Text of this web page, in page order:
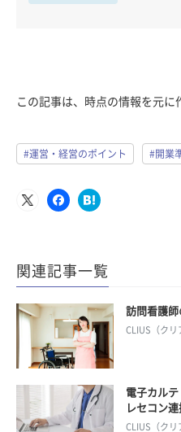
この記事は、時点の情報を元に
#運営・経営のポイント #開業
関連記事一覧
訪問看護師
CLIUS（クリ
電子カルテ
レセコン
CLIUS（クリ